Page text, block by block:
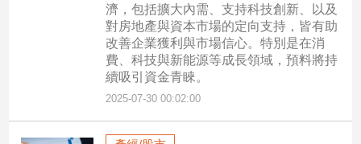
濟，包括擴大內需、支持科技創新、以及
對房地產與資本市場的定向支持，皆有助
改善企業獲利與市場信心。特別是在消
費、科技與新能源等成長領域，預料將持
續吸引資金青睞。
2025-07-30 00:02:00